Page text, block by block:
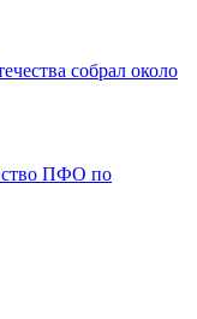
собрал около
ПФО по